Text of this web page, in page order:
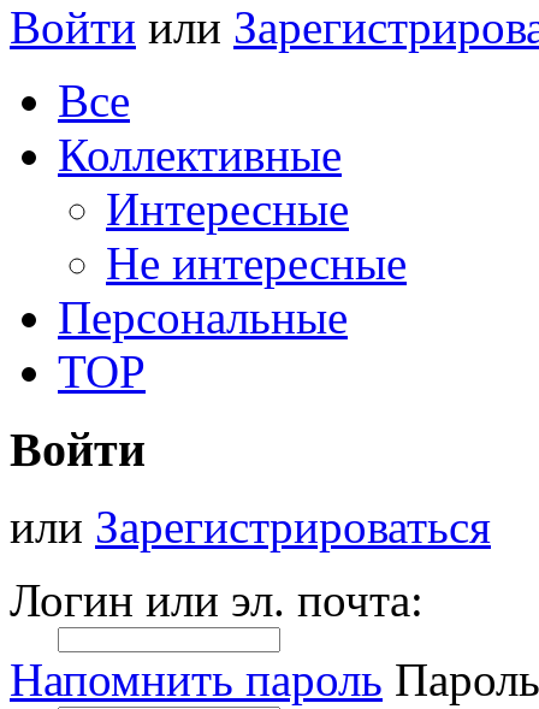
Войти или
Все
Коллективные
Интересные
Не интересные
Персональные
TOP
Войти
или Зарегистрироваться
Логин или эл. почта:
Напомнить пароль